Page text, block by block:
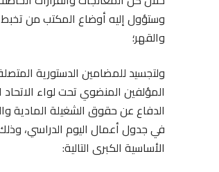
وستؤول إليه أوضاع المكتب من تخبط
والقهر؛
ولتجسيد للمضامين الدستورية
المؤلفين المنضوي تحت لواء
الدفاع عن حقوق الشغيلة المادية
في جدول أعمال اليوم الدراسي،
الأساسية الكبرى التالية: